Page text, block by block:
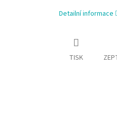
Detailní informace
TISK